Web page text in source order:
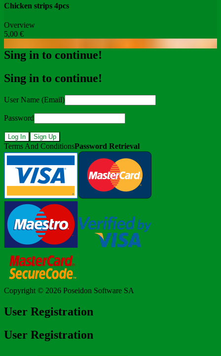
Chicken strips 4pcs
Overview
5,00 €
Sing in to continue!
Sing in to continue!
User Name (Email)
Password
Log In Sign Up
Terms And ConditionsPassword Retrieval
Copyright © 2026 Poseidon Software SA
User Registration
User Registration